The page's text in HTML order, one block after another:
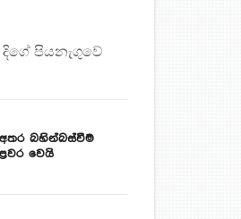
පියනැගුවේ
බහින්බස්වීම
වෙයි